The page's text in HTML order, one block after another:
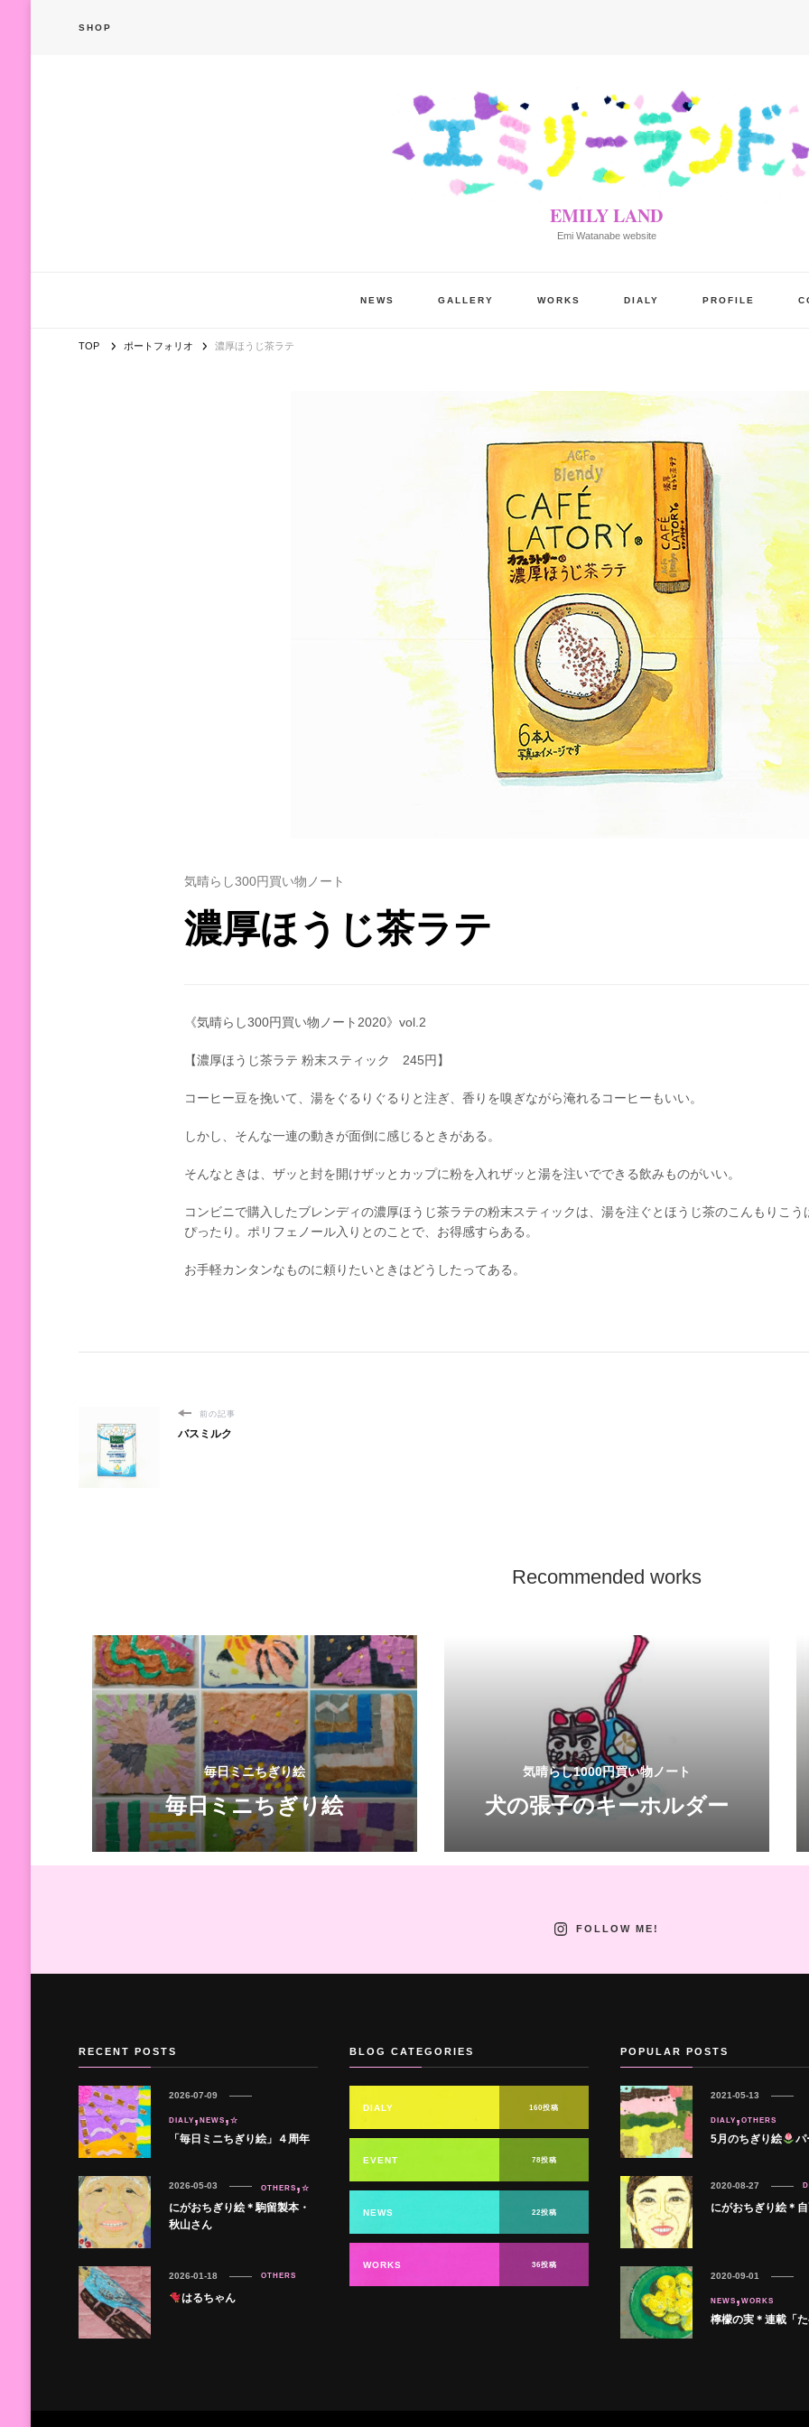
SHOP
EMILY LAND
Emi Watanabe website
NEWS GALLERY WORKS DIALY PROFILE
TOP ポートフォリオ 濃厚ほうじ茶ラテ
気晴らし300円買い物ノート
濃厚ほうじ茶ラテ
《気晴らし300円買い物ノート2020》vol.2
【濃厚ほうじ茶ラテ 粉末スティック 245円】
コーヒー豆を挽いて、湯をぐるりぐるりと注ぎ、香りを嗅ぎながら淹れるコーヒーもいい。
しかし、そんな一連の動きが面倒に感じるときがある。
そんなときは、ザッと封を開けザッとカップに粉を入れザッと湯を注いでできる飲みものがいい。
コンビニで購入したブレンディの濃厚ほうじ茶ラテの粉末スティックは、湯を注ぐとほうじ茶のこんもりこ
ぴったり。ポリフェノール入りとのことで、お得感すらある。
お手軽カンタンなものに頼りたいときはどうしたってある。
前の記事
バスミルク
Recommended works
毎日ミニちぎり絵
毎日ミニちぎり絵
気晴らし1000円買い物ノート
犬の張子のキーホルダー
FOLLOW ME!
RECENT POSTS
DIALY NEWS ☆
「毎日ミニちぎり絵」４周年
2026-07-09
OTHERS ☆
にがおちぎり絵＊駒留製本・
秋山さん
2026-05-03
OTHERS
はるちゃん
2026-01-18
BLOG CATEGORIES
DIALY 160投稿
EVENT 78投稿
NEWS 22投稿
WORKS 36投稿
POPULAR POSTS
DIALY OTHERS
5月のちぎり絵 パ
2021-05-13
にがおちぎり絵＊
2020-08-27
NEWS WORKS
檸檬の実＊連載「た
2020-09-01